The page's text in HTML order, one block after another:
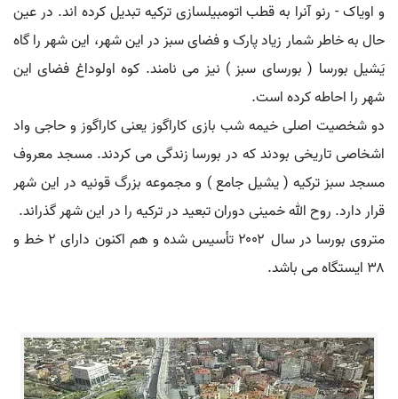
و اویاک - رنو آنرا به قطب اتومبیلسازی ترکیه تبدیل کرده اند. در عین
حال به خاطر شمار زیاد پارک و فضای سبز در این شهر، این شهر را گاه
یَشیل بورسا ( بورسای سبز ) نیز می نامند. کوه اولوداغ فضای این
شهر را احاطه کرده است.
دو شخصیت اصلی خیمه شب بازی کاراگوز یعنی کاراگوز و حاجی واد
اشخاصی تاریخی بودند که در بورسا زندگی می کردند. مسجد معروف
مسجد سبز ترکیه ( یشیل جامع ) و مجموعه بزرگ قونیه در این شهر
قرار دارد. روح الله خمینی دوران تبعید در ترکیه را در این شهر گذراند.
متروی بورسا در سال ۲۰۰۲ تأسیس شده و هم اکنون دارای ۲ خط و
۳۸ ایستگاه می باشد.